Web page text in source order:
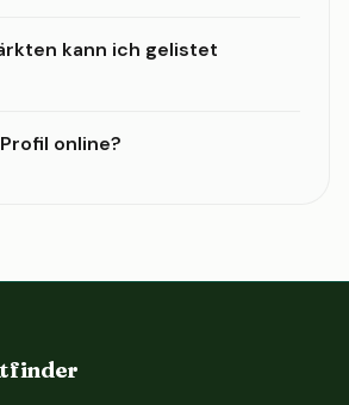
kann ich gelistet
online?